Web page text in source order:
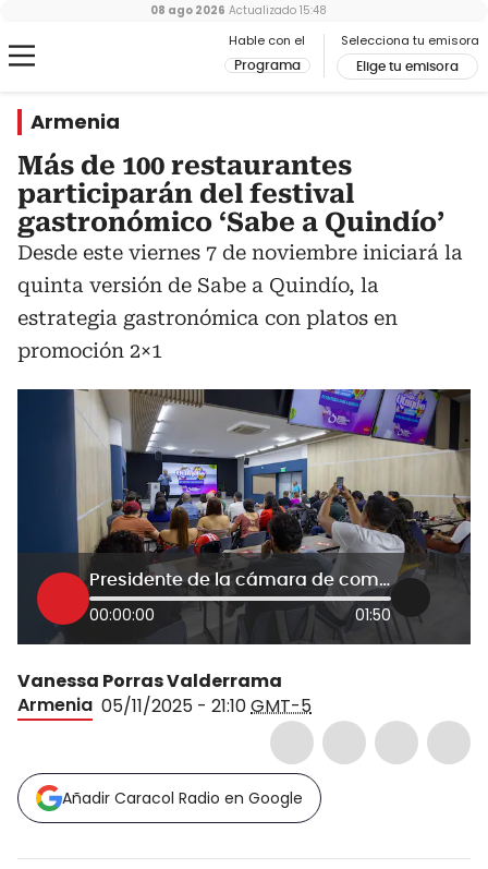
Hable con el
Programa
Selecciona tu emisora
Elige tu emisora
08 ago 2026 Actualizado 15:48
Armenia
Más de 100 restaurantes
participarán del festival
gastronómico ‘Sabe a Quindío’
Desde este viernes 7 de noviembre iniciará la
quinta versión de Sabe a Quindío, la
estrategia gastronómica con platos en
promoción 2×1
Presidente de la cámara de comercio de Armenia y del Quindío
00:00:00 01:50
Vanessa Porras Valderrama
Armenia 05/11/2025 - 21:10GMT-5
Añadir Caracol Radio en Google